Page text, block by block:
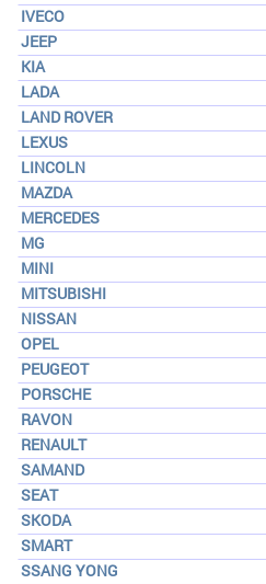
IVECO
JEEP
KIA
LADA
LAND ROVER
LEXUS
LINCOLN
MAZDA
MERCEDES
MG
MINI
MITSUBISHI
NISSAN
OPEL
PEUGEOT
PORSCHE
RAVON
RENAULT
SAMAND
SEAT
SKODA
SMART
SSANG YONG